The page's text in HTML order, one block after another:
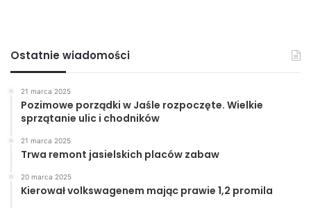
Kościół p.w. Św. Antoniego Padewskiego (Franciszkanie)
Ostatnie wiadomości
21 marca 2025
Pozimowe porządki w Jaśle rozpoczęte. Wielkie
sprzątanie ulic i chodników
21 marca 2025
Trwa remont jasielskich placów zabaw
20 marca 2025
Kierował volkswagenem mając prawie 1,2 promila